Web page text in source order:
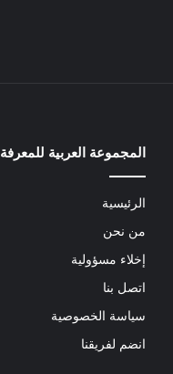
المجموعة العربية للمعرفة
الرئيسية
من نحن
إخلاء مسؤولية
اتصل بنا
سياسة الخصوصية
انضم لفريقنا